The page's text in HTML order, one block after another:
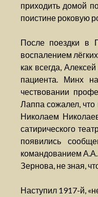
приходить домой
поистине роковую
После поездки в
воспалением
как всегда,
пациента. Минх
чествовании
Лаппа сожалел,
Николаем
сатирического
появились
командованием А.А.
Зернова, не зная,
Наступил 1917-й,